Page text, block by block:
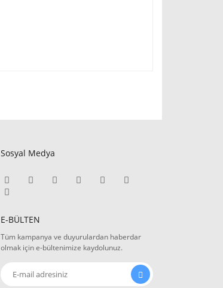
Sosyal Medya
E-BÜLTEN
Tüm kampanya ve duyurulardan haberdar
olmak için e-bültenimize kaydolunuz.